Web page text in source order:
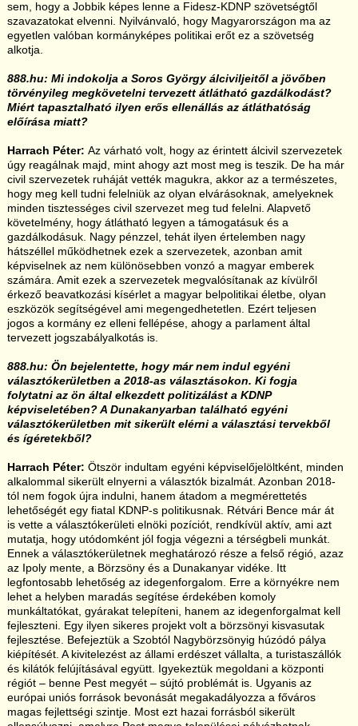
sem, hogy a Jobbik képes lenne a Fidesz-KDNP szövetségtől
szavazatokat elvenni. Nyilvánvaló, hogy Magyarországon ma az
egyetlen valóban kormányképes politikai erőt ez a szövetség
alkotja.
888.hu: Mi indokolja a Soros György álciviljeitől a jövőben
törvényileg megkövetelni tervezett átlátható gazdálkodást?
Miért tapasztalható ilyen erős ellenállás az átláthatóság
előírása miatt?
Harrach Péter: Az várható volt, hogy az érintett álcivil szervezetek
úgy reagálnak majd, mint ahogy azt most meg is teszik. De ha már
civil szervezetek ruháját vették magukra, akkor az a természetes,
hogy meg kell tudni felelniük az olyan elvárásoknak, amelyeknek
minden tisztességes civil szervezet meg tud felelni. Alapvető
követelmény, hogy átlátható legyen a támogatásuk és a
gazdálkodásuk. Nagy pénzzel, tehát ilyen értelemben nagy
hátszéllel működhetnek ezek a szervezetek, azonban amit
képviselnek az nem különösebben vonzó a magyar emberek
számára. Amit ezek a szervezetek megvalósítanak az kívülről
érkező beavatkozási kísérlet a magyar belpolitikai életbe, olyan
eszközök segítségével ami megengedhetetlen. Ezért teljesen
jogos a kormány ez elleni fellépése, ahogy a parlament által
tervezett jogszabályalkotás is.
888.hu: Ön bejelentette, hogy már nem indul egyéni
választókerületben a 2018-as választásokon. Ki fogja
folytatni az ön által elkezdett politizálást a KDNP
képviseletében? A Dunakanyarban található egyéni
választókerületben mit sikerült elérni a választási tervekből
és ígéretekből?
Harrach Péter: Ötször indultam egyéni képviselőjelöltként, minden
alkalommal sikerült elnyerni a választók bizalmát. Azonban 2018-
tól nem fogok újra indulni, hanem átadom a megmérettetés
lehetőségét egy fiatal KDNP-s politikusnak. Rétvári Bence már át
is vette a választókerületi elnöki pozíciót, rendkívül aktív, ami azt
mutatja, hogy utódomként jól fogja végezni a térségbeli munkát.
Ennek a választókerületnek meghatározó része a felső régió, azaz
az Ipoly mente, a Börzsöny és a Dunakanyar vidéke. Itt
legfontosabb lehetőség az idegenforgalom. Erre a környékre nem
lehet a helyben maradás segítése érdekében komoly
munkáltatókat, gyárakat telepíteni, hanem az idegenforgalmat kell
fejleszteni. Egy ilyen sikeres projekt volt a börzsönyi kisvasutak
fejlesztése. Befejeztük a Szobtól Nagybörzsönyig húzódó pálya
kiépítését. A kivitelezést az állami erdészet vállalta, a turistaszállók
és kilátók felújításával együtt. Igyekeztük megoldani a központi
régiót – benne Pest megyét – sújtó problémát is. Ugyanis az
európai uniós források bevonását megakadályozza a főváros
magas fejlettségi szintje. Most ezt hazai forrásból sikerült